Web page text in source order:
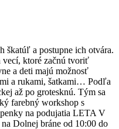
škatúľ a postupne ich otvára.
vecí, ktoré začnú tvoriť
a deti majú možnosť
a rukami, šatkami… Podľa
až po grotesknú. Tým sa
farebný workshop s
na podujatia LETA V
Dolnej bráne od 10:00 do